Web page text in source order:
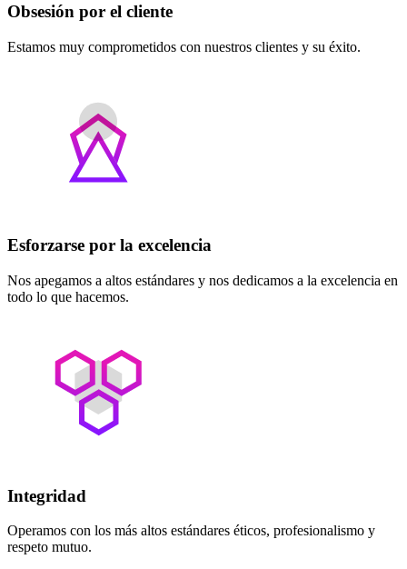
Obsesión por el cliente
Estamos muy comprometidos con nuestros clientes y su éxito.
Esforzarse por la excelencia
Nos apegamos a altos estándares y nos dedicamos a la excelencia en
todo lo que hacemos.
Integridad
Operamos con los más altos estándares éticos, profesionalismo y
respeto mutuo.